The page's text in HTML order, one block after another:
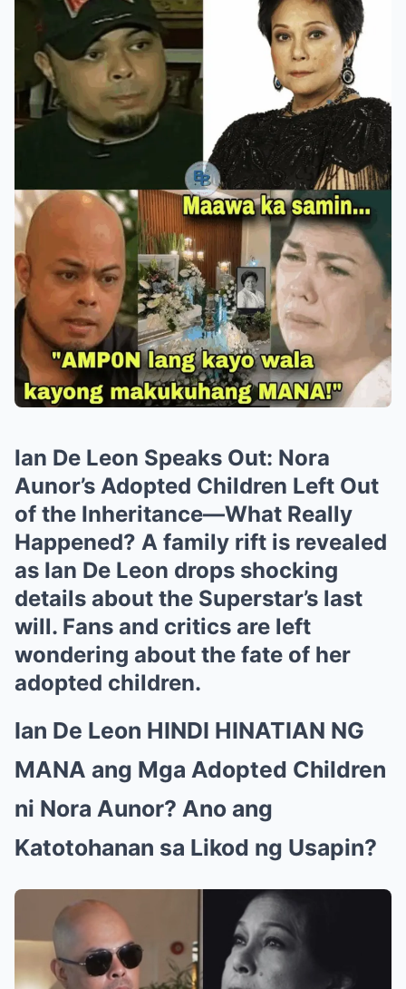
Ian De Leon Speaks Out: Nora
Aunor’s Adopted Children Left Out
of the Inheritance—What Really
Happened? A family rift is revealed
as Ian De Leon drops shocking
details about the Superstar’s last
will. Fans and critics are left
wondering about the fate of her
adopted children.
Ian De Leon HINDI HINATIAN NG
MANA ang Mga Adopted Children
ni Nora Aunor? Ano ang
Katotohanan sa Likod ng Usapin?